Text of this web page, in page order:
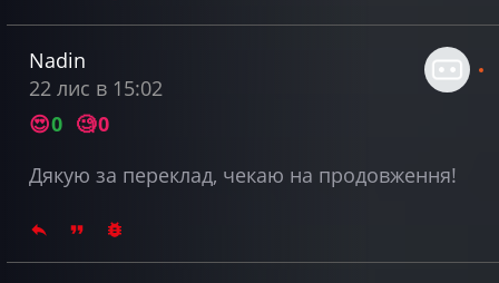
Nadin
22 лис в 15:02
😍0 🧐0
Дякую за переклад, чекаю на продовження!